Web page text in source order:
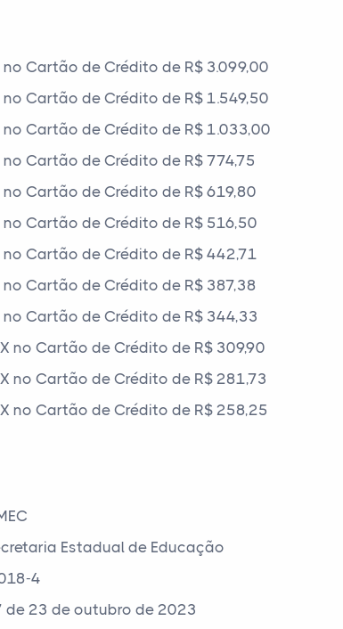
Cartão de Crédito de R$ 3.099,00
Cartão de Crédito de R$ 1.549,50
no Cartão de Crédito de R$ 1.033,00
Cartão de Crédito de R$ 774,75
no Cartão de Crédito de R$ 619,80
no Cartão de Crédito de R$ 516,50
no Cartão de Crédito de R$ 442,71
no Cartão de Crédito de R$ 387,38
no Cartão de Crédito de R$ 344,33
no Cartão de Crédito de R$ 309,90
no Cartão de Crédito de R$ 281,73
no Cartão de Crédito de R$ 258,25
Estadual de Educação
4
de 23 de outubro de 2023